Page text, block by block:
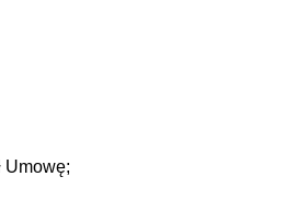
Umowę;